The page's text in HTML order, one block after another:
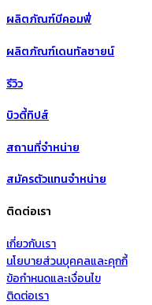
ผลิตภัณฑ์บีคอมฟี่
ผลิตภัณฑ์เดนทัลซายน์
รีวิว
บิวตี้ทิปส์
สถานที่จำหน่าย
สมัครตัวแทนจำหน่าย
ติดต่อเรา
เกี่ยวกับเรา
นโยบายส่วนบุคคลและคุกกี้
ข้อกำหนดและเงื่อนไข
ติดต่อเรา